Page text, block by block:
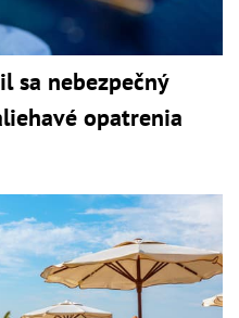
sa nebezpečný
opatrenia